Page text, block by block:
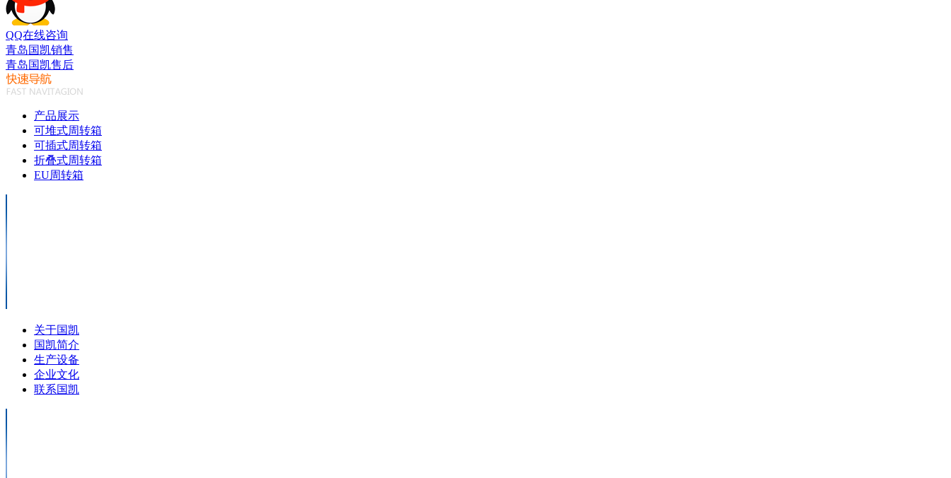
QQ在线咨询
青岛国凯销售
青岛国凯售后
产品展示
可堆式周转箱
可插式周转箱
折叠式周转箱
EU周转箱
关于国凯
国凯简介
生产设备
企业文化
联系国凯